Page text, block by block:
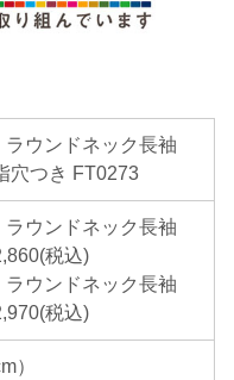
ウンドネック長袖
穴つき FT0273
ウンドネック長袖
税込)
ウンドネック長袖
税込)
）